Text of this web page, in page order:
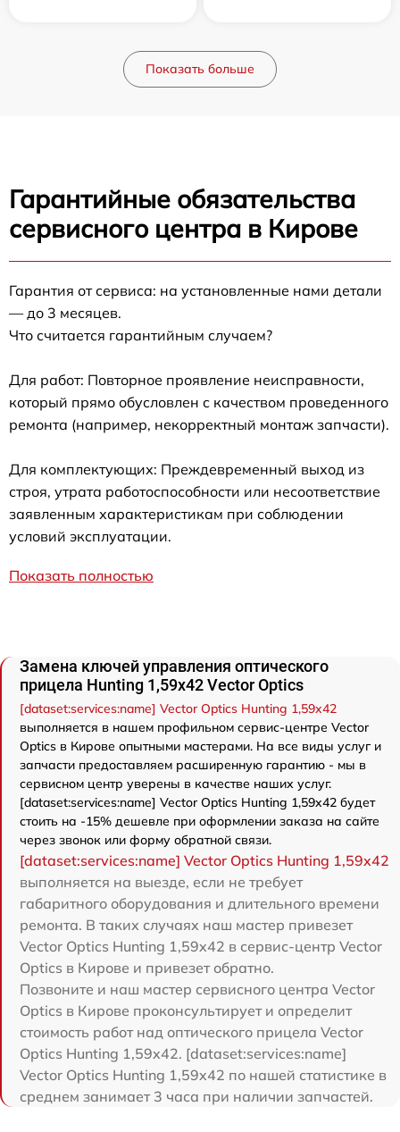
Показать больше
Гарантийные обязательства
сервисного центра в Кирове
Гарантия от сервиса: на установленные нами детали
— до 3 месяцев.
Что считается гарантийным случаем?
Для работ: Повторное проявление неисправности,
который прямо обусловлен с качеством проведенного
ремонта (например, некорректный монтаж запчасти).
Для комплектующих: Преждевременный выход из
строя, утрата работоспособности или несоответствие
заявленным характеристикам при соблюдении
условий эксплуатации.
Показать полностью
Замена ключей управления оптического
прицела Hunting 1,59x42 Vector Optics
[dataset:services:name] Vector Optics Hunting 1,59x42
выполняется в нашем профильном сервис-центре Vector
Optics в Кирове опытными мастерами. На все виды услуг и
запчасти предоставляем расширенную гарантию - мы в
сервисном центр уверены в качестве наших услуг.
[dataset:services:name] Vector Optics Hunting 1,59x42 будет
стоить на -15% дешевле при оформлении заказа на сайте
через звонок или форму обратной связи.
[dataset:services:name] Vector Optics Hunting 1,59x42
выполняется на выезде, если не требует
габаритного оборудования и длительного времени
ремонта. В таких случаях наш мастер привезет
Vector Optics Hunting 1,59x42 в сервис-центр Vector
Optics в Кирове и привезет обратно.
Позвоните и наш мастер сервисного центра Vector
Optics в Кирове проконсультирует и определит
стоимость работ над оптического прицела Vector
Optics Hunting 1,59x42. [dataset:services:name]
Vector Optics Hunting 1,59x42 по нашей статистике в
среднем занимает 3 часа при наличии запчастей.